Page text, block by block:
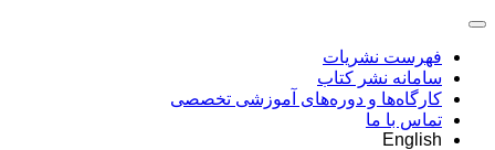
فهرست نشریات
سامانه نشر کتاب
کارگاه‌ها و دوره‌های آموزشی تخصصی
تماس با ما
English